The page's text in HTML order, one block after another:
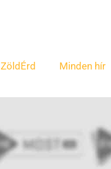
ZöldÉrd Minden hír